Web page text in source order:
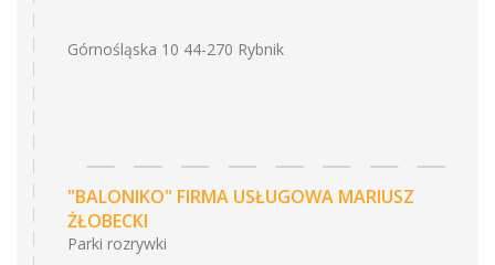
Górnośląska 10 44-270 Rybnik
"BALONIKO" FIRMA USŁUGOWA MARIUSZ
ŻŁOBECKI
Parki rozrywki